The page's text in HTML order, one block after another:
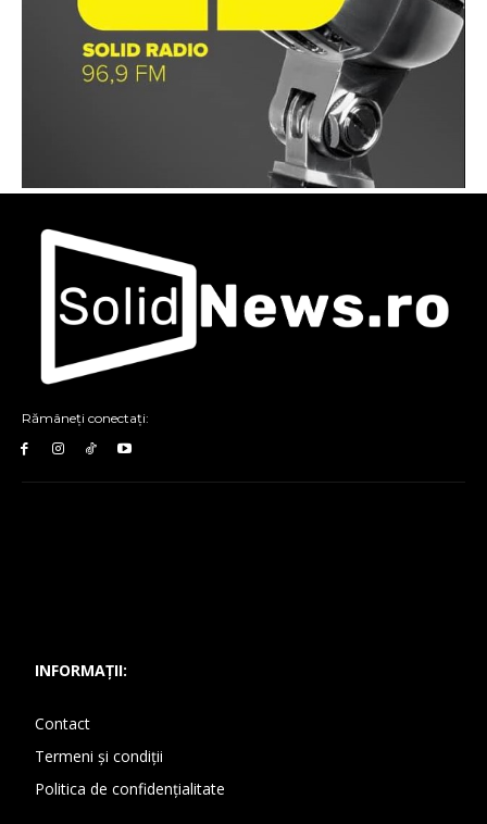
Rămâneți conectați:
INFORMAȚII:
Contact
Termeni și condiții
Politica de confidențialitate